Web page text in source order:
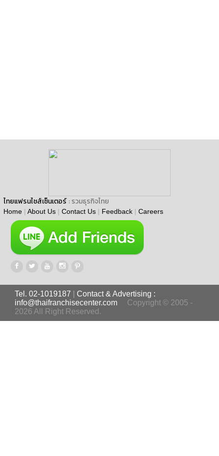
ไทยแฟรนไชส์เซ็นเตอร์ : รวมธุรกิจไทย
Home | About Us | Contact Us | Feedback | Careers
Tel. 02-1019187
Contact & Advertising :
info@thaifranchisecenter.com
Copyright © 2005 -
2026 All Right Reserved.